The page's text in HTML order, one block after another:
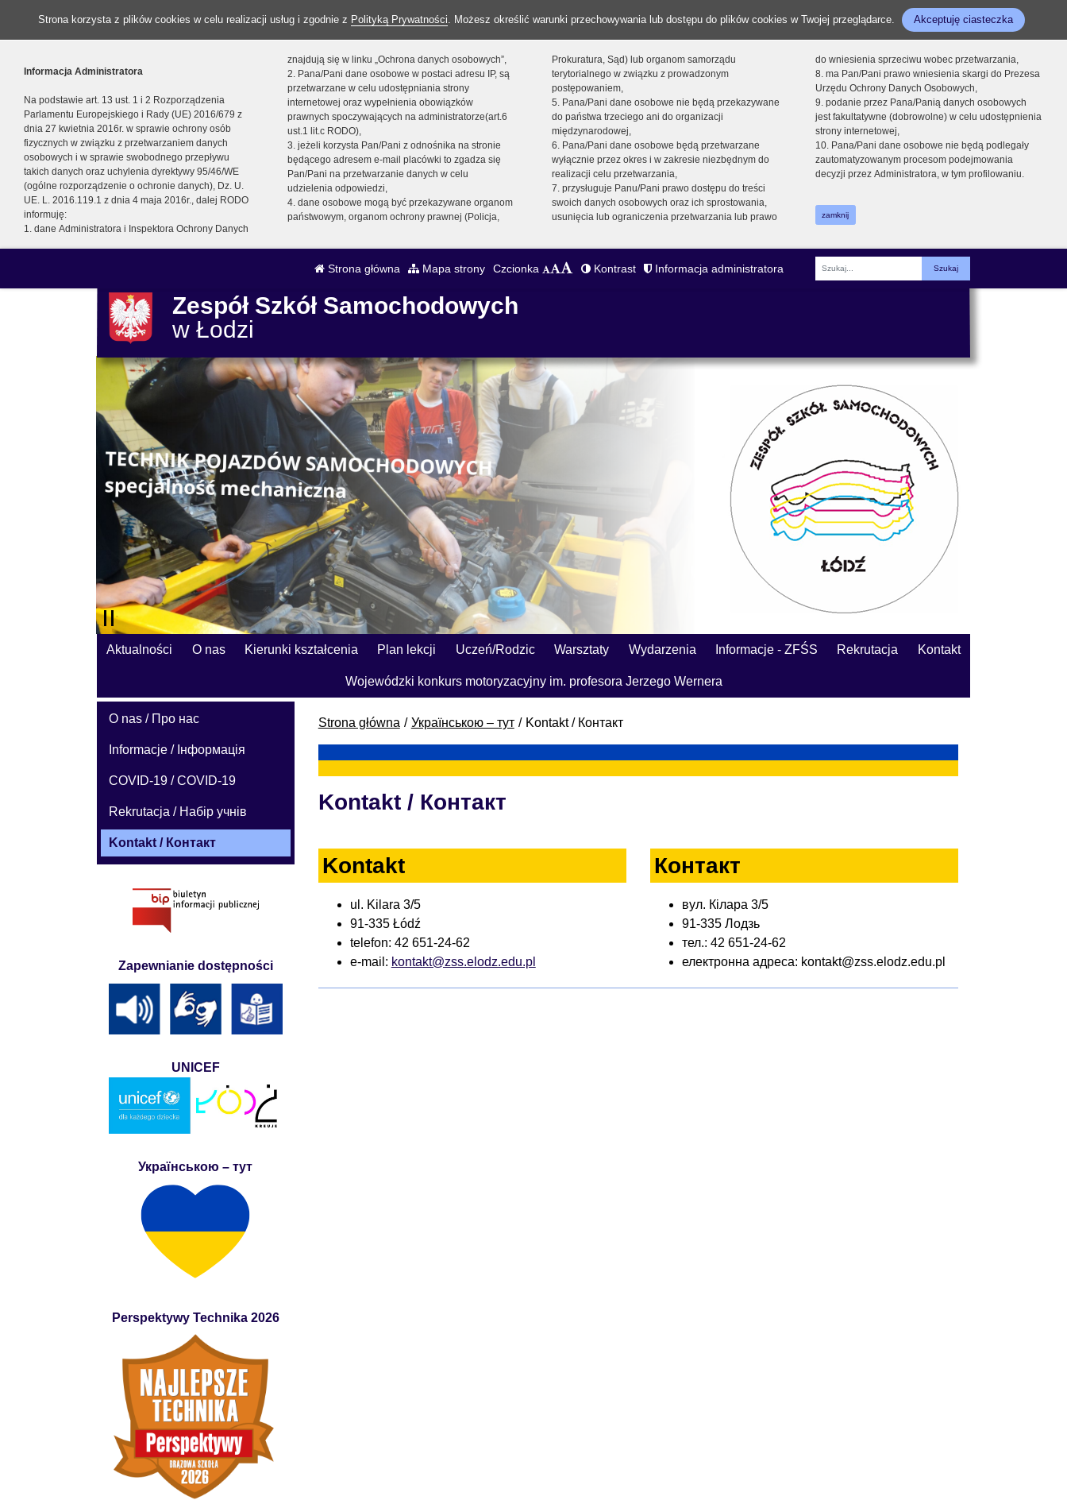
Strona korzysta z plików cookies w celu realizacji usług i zgodnie z Polityką Prywatności. Możesz określić warunki przechowywania lub dostępu do plików cookies w Twojej przeglądarce. Akceptuję ciasteczka
Informacja Administratora
Na podstawie art. 13 ust. 1 i 2 Rozporządzenia
Parlamentu Europejskiego i Rady (UE) 2016/679 z
dnia 27 kwietnia 2016r. w sprawie ochrony osób
fizycznych w związku z przetwarzaniem danych
osobowych i w sprawie swobodnego przepływu
takich danych oraz uchylenia dyrektywy 95/46/WE
(ogólne rozporządzenie o ochronie danych), Dz. U.
UE. L. 2016.119.1 z dnia 4 maja 2016r., dalej RODO
informuję:
1. dane Administratora i Inspektora Ochrony Danych
znajdują się w linku „Ochrona danych osobowych”,
2. Pana/Pani dane osobowe w postaci adresu IP, są
przetwarzane w celu udostępniania strony
internetowej oraz wypełnienia obowiązków
prawnych spoczywających na administratorze(art.6
ust.1 lit.c RODO),
3. jeżeli korzysta Pan/Pani z odnośnika na stronie
będącego adresem e-mail placówki to zgadza się
Pan/Pani na przetwarzanie danych w celu
udzielenia odpowiedzi,
4. dane osobowe mogą być przekazywane organom
państwowym, organom ochrony prawnej (Policja,
Prokuratura, Sąd) lub organom samorządu
terytorialnego w związku z prowadzonym
postępowaniem,
5. Pana/Pani dane osobowe nie będą przekazywane
do państwa trzeciego ani do organizacji
międzynarodowej,
6. Pana/Pani dane osobowe będą przetwarzane
wyłącznie przez okres i w zakresie niezbędnym do
realizacji celu przetwarzania,
7. przysługuje Panu/Pani prawo dostępu do treści
swoich danych osobowych oraz ich sprostowania,
usunięcia lub ograniczenia przetwarzania lub prawo
do wniesienia sprzeciwu wobec przetwarzania,
8. ma Pan/Pani prawo wniesienia skargi do Prezesa
Urzędu Ochrony Danych Osobowych,
9. podanie przez Pana/Panią danych osobowych
jest fakultatywne (dobrowolne) w celu udostępnienia
strony internetowej,
10. Pana/Pani dane osobowe nie będą podlegały
zautomatyzowanym procesom podejmowania
decyzji przez Administratora, w tym profilowaniu.
zamknij
Strona główna Mapa strony Czcionka Kontrast Informacja administratora
Fraza
Zespół Szkół Samochodowych
w Łodzi
Aktualności O nas Kierunki kształcenia Plan lekcji Uczeń/Rodzic Warsztaty Wydarzenia Informacje - ZFŚS Rekrutacja Kontakt
Wojewódzki konkurs motoryzacyjny im. profesora Jerzego Wernera
Strona główna Українською – тут Kontakt / Контакт
Kontakt / Контакт
Kontakt
ul. Kilara 3/5
91-335 Łódź
telefon: 42 651-24-62
e-mail: kontakt@zss.elodz.edu.pl
Контакт
вул. Кілара 3/5
91-335 Лодзь
тел.: 42 651-24-62
електронна адреса: kontakt@zss.elodz.edu.pl
O nas / Про нас
Informacje / Інформація
COVID-19 / COVID-19
Rekrutacja / Набір учнів
Kontakt / Контакт
Zapewnianie dostępności
UNICEF
Українською – тут
Perspektywy Technika 2026